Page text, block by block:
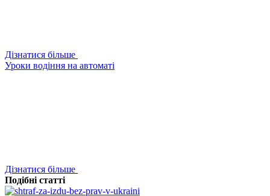
Дізнатися більше
Уроки водіння на автоматі
Дізнатися більше
Подібні статті